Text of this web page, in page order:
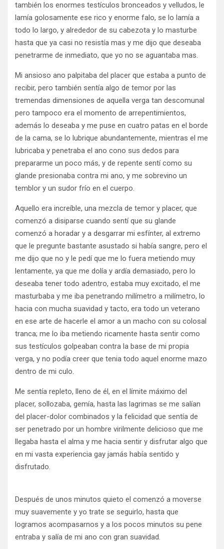
también los enormes testículos bronceados y velludos, le
lamía golosamente ese rico y enorme falo, se lo lamía a
todo lo largo, y alrededor de su cabezota y lo masturbe
hasta que ya casi no resistía mas y me dijo que deseaba
penetrarme de inmediato, que yo no se aguantaba mas.
Mi ansioso ano palpitaba del placer que estaba a punto de
recibir, pero también sentía algo de temor por las
tremendas dimensiones de aquella verga tan descomunal
pero tampoco era el momento de arrepentimientos,
además lo deseaba y me puse en cuatro patas en el borde
de la cama, se lo lubrique abundantemente, mientras el me
lubricaba y penetraba el ano cono sus dedos para
prepararme un poco más, y de repente sentí como su
glande presionaba contra mi ano, y me sobrevino un
temblor y un sudor frío en el cuerpo.
Aquello era increíble, una mezcla de temor y placer, que
comenzó a disiparse cuando sentí que su glande
comenzó a horadar y a desgarrar mi esfínter, al extremo
que le pregunte bastante asustado si había sangre, pero el
me dijo que no y le pedí que me lo fuera metiendo muy
lentamente, ya que me dolía y ardía demasiado, pero lo
deseaba tener todo adentro, estaba muy excitado, el me
masturbaba y me iba penetrando milímetro a milímetro, lo
hacia con mucha suavidad y tacto, era todo un veterano
en ese arte de hacerle el amor a un macho con su colosal
tranca; me lo iba metiendo ricamente hasta sentir como
sus testículos golpeaban contra la base de mi propia
verga, y no podía creer que tenia todo aquel enorme mazo
dentro de mi culo.
Me sentía repleto, lleno de él, en el límite máximo del
placer, sollozaba, gemía, hasta las lagrimas se me salían
del placer-dolor combinados y la felicidad que sentía de
ser penetrado por un hombre virilmente delicioso que me
llegaba hasta el alma y me hacia sentir y disfrutar algo que
en mi vasta experiencia gay jamás había sentido y
disfrutado.
Después de unos minutos quieto el comenzó a moverse
muy suavemente y yo trate se seguirlo, hasta que
logramos acompasarnos y a los pocos minutos su pene
entraba y salía de mi ano con gran suavidad.